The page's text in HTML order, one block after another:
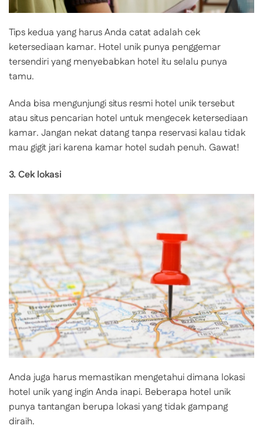
Tips kedua yang harus Anda catat adalah cek
ketersediaan kamar. Hotel unik punya penggemar
tersendiri yang menyebabkan hotel itu selalu punya
tamu.
Anda bisa mengunjungi situs resmi hotel unik tersebut
atau situs pencarian hotel untuk mengecek ketersediaan
kamar. Jangan nekat datang tanpa reservasi kalau tidak
mau gigit jari karena kamar hotel sudah penuh. Gawat!
3. Cek lokasi
Anda juga harus memastikan mengetahui dimana lokasi
hotel unik yang ingin Anda inapi. Beberapa hotel unik
punya tantangan berupa lokasi yang tidak gampang
diraih.